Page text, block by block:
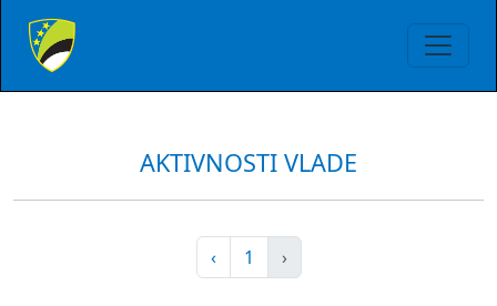
AKTIVNOSTI VLADE
‹ 1 ›